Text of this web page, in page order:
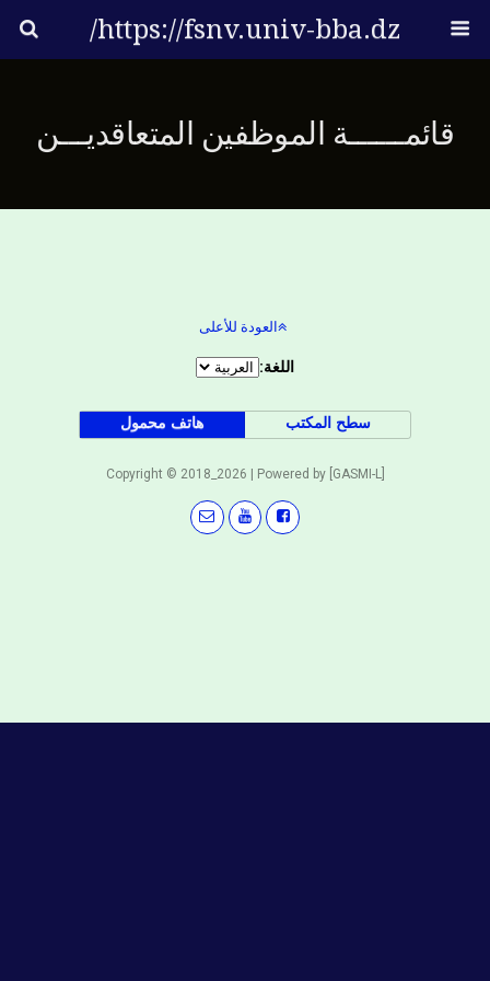
https://fsnv.univ-bba.dz/
قائمــــــة الموظفين المتعاقديـــن
العودة للأعلى
اللغة:
هاتف محمول سطح المكتب
Copyright © 2018_2026 | Powered by [GASMI-L]